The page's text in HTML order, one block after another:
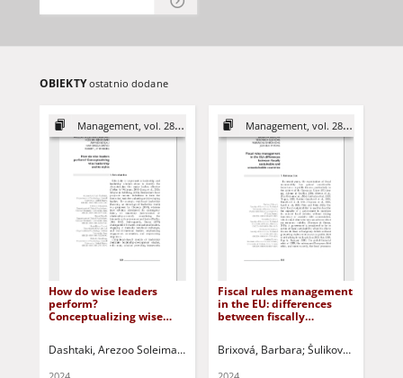
OBIEKTYostatnio dodane
Management, vol. 28 (2024)
How do wise leaders
perform?
Conceptualizing wise
Dashtaki, Arezoo Soleimani
Eskandari, Hossein Borjali, Ahmad
Management, vol. 28 (2024)
Fiscal rules management
in the EU: differences
between fiscally
unsustainable countries
Brixová, Barbara Šuliková, Veronika